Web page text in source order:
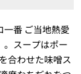
一番 ご当地熱愛
。スープはポー
合わせた味噌ス